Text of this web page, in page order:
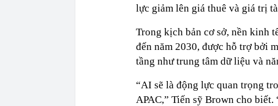
lực giảm lên giá thuê và giá trị
Trong kịch bản cơ sở, nền kinh
đến năm 2030, được hỗ trợ bởi
tầng như trung tâm dữ liệu và
“AI sẽ là động lực quan trọng
APAC,” Tiến sỹ Brown cho